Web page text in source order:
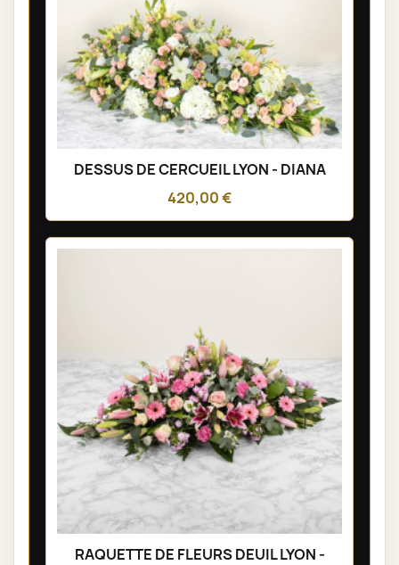
DESSUS DE CERCUEIL LYON - DIANA
420,00 €
RAQUETTE DE FLEURS DEUIL LYON -